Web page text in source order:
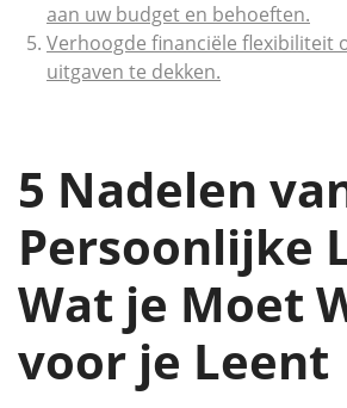
aan uw budget en behoeften.
Verhoogde financiële flexibiliteit
uitgaven te dekken.
5 Nadelen
Persoonlijke
Wat je Moet
voor je Leent